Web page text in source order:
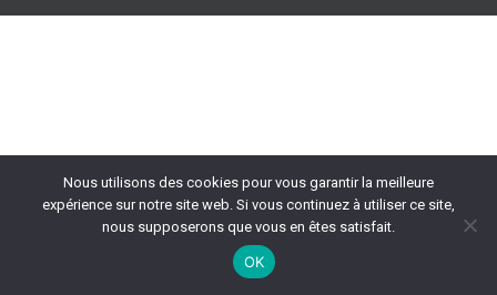
Nous utilisons des cookies pour vous garantir la meilleure
expérience sur notre site web. Si vous continuez à utiliser ce site,
nous supposerons que vous en êtes satisfait.
OK